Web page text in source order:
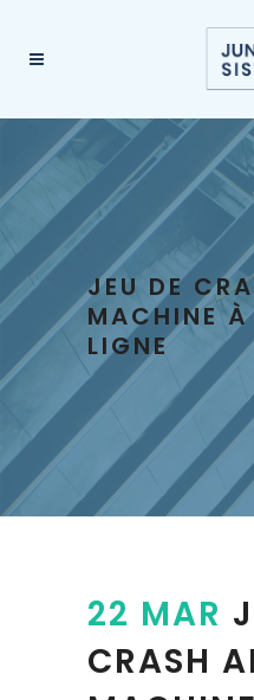
JEU DE
MACHINE À
LIGNE
22 MAR
CRASH